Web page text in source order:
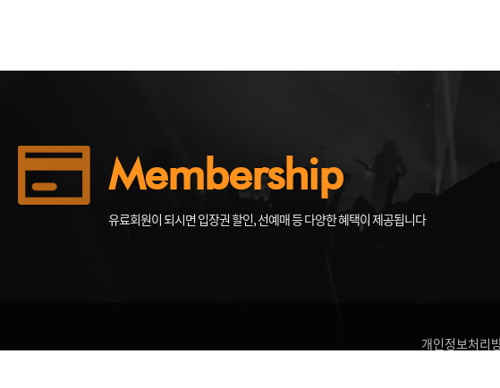
Membership
유료회원이 되시면 입장권 할인, 선예매 등 다양한 혜택이 제공됩니다
개인정보처리